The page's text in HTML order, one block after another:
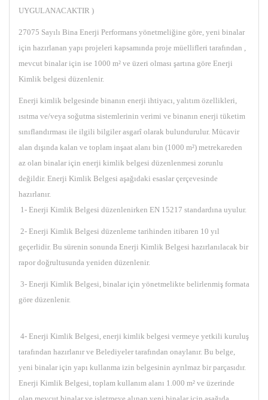
UYGULANACAKTIR )
27075 Sayılı Bina Enerji Performans yönetmeliğine göre, yeni binalar
için hazırlanan yapı projeleri kapsamında proje müellifleri tarafından ,
mevcut binalar için ise 1000 m² ve üzeri olması şartına göre Enerji
Kimlik belgesi düzenlenir.
Enerji kimlik belgesinde binanın enerji ihtiyacı, yalıtım özellikleri,
ısıtma ve/veya soğutma sistemlerinin verimi ve binanın enerji tüketim
sınıflandırması ile ilgili bilgiler asgarî olarak bulundurulur. Mücavir
alan dışında kalan ve toplam inşaat alanı bin (1000 m²) metrekareden
az olan binalar için enerji kimlik belgesi düzenlenmesi zorunlu
değildir. Enerji Kimlik Belgesi aşağıdaki esaslar çerçevesinde
hazırlanır.
1- Enerji Kimlik Belgesi düzenlenirken EN 15217 standardına uyulur.
2- Enerji Kimlik Belgesi düzenleme tarihinden itibaren 10 yıl
geçerlidir. Bu sürenin sonunda Enerji Kimlik Belgesi hazırlanılacak bir
rapor doğrultusunda yeniden düzenlenir.
3- Enerji Kimlik Belgesi, binalar için yönetmelikte belirlenmiş formata
göre düzenlenir.
4- Enerji Kimlik Belgesi, enerji kimlik belgesi vermeye yetkili kuruluş
tarafından hazırlanır ve Belediyeler tarafından onaylanır. Bu belge,
yeni binalar için yapı kullanma izin belgesinin ayrılmaz bir parçasıdır.
Enerji Kimlik Belgesi, toplam kullanım alanı 1.000 m² ve üzerinde